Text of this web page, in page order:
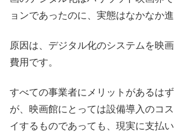
ョンであったのに、実態はなかなか
原因は、デジタル化のシステムを映
費用です。
すべての事業者にメリットがあるは
が、映画館にとっては設備導入のコ
イするものであっても、現実に支払